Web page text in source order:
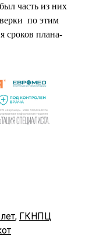
часть из них
по этим
сроков плана-
, ГКНПЦ